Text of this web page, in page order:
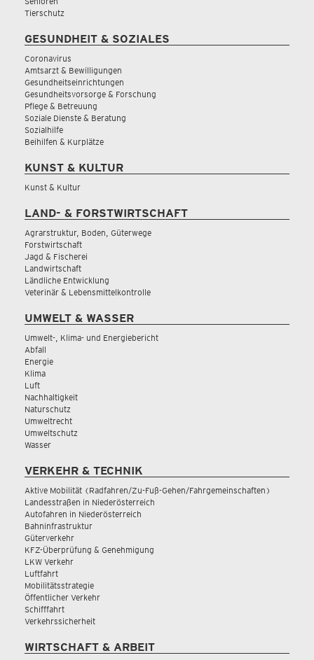
Tierschutz
GESUNDHEIT & SOZIALES
Coronavirus
Amtsarzt & Bewilligungen
Gesundheitseinrichtungen
Gesundheitsvorsorge & Forschung
Pflege & Betreuung
Soziale Dienste & Beratung
Sozialhilfe
Beihilfen & Kurplätze
KUNST & KULTUR
Kunst & Kultur
LAND- & FORSTWIRTSCHAFT
Agrarstruktur, Boden, Güterwege
Forstwirtschaft
Jagd & Fischerei
Landwirtschaft
Ländliche Entwicklung
Veterinär & Lebensmittelkontrolle
UMWELT & WASSER
Umwelt-, Klima- und Energiebericht
Abfall
Energie
Klima
Luft
Nachhaltigkeit
Naturschutz
Umweltrecht
Umweltschutz
Wasser
VERKEHR & TECHNIK
Aktive Mobilität (Radfahren/Zu-Fuß-Gehen/Fahrgemeinschaften)
Landesstraßen in Niederösterreich
Autofahren in Niederösterreich
Bahninfrastruktur
Güterverkehr
KFZ-Überprüfung & Genehmigung
LKW Verkehr
Luftfahrt
Mobilitätsstrategie
Öffentlicher Verkehr
Schifffahrt
Verkehrssicherheit
WIRTSCHAFT & ARBEIT